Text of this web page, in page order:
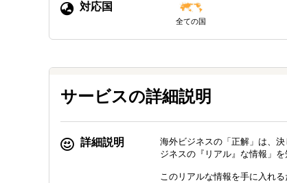
対応国
全ての国
サービスの詳細説明
詳細説明
海外ビジネスの「正解」は、
ジネスの『リアル』な情報」を
このリアルな情報を手に入れ